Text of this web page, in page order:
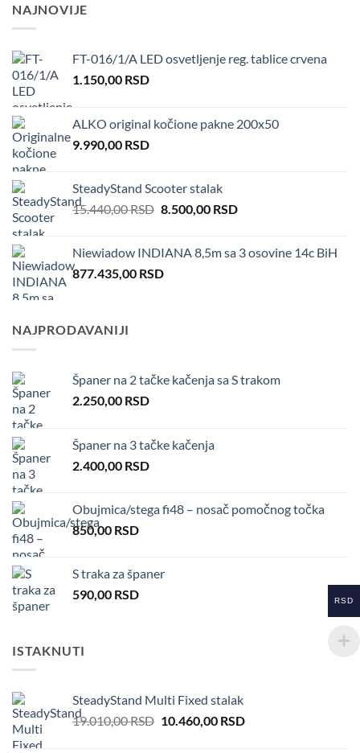
NAJNOVIJE
FT-016/1/A LED osvetljenje reg. tablice crvena
1.150,00 RSD
ALKO original kočione pakne 200x50
9.990,00 RSD
SteadyStand Scooter stalak
15.440,00RSD Original
15.440,00 RSD.
8.500,00 RSDCurrent
8.500,00 RSD.
Niewiadow INDIANA 8,5m sa 3 osovine 14c BiH
877.435,00 RSD
NAJPRODAVANIJI
Španer na 2 tačke kačenja sa S trakom
2.250,00 RSD
Španer na 3 tačke kačenja
2.400,00 RSD
Obujmica/stega fi48 – nosač pomočnog točka
850,00 RSD
S traka za španer
590,00 RSD
ISTAKNUTI
SteadyStand Multi Fixed stalak
19.010,00RSD Original
10.460,00 RSDCurrent
RSD